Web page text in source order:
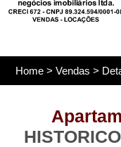
Home >Vendas >